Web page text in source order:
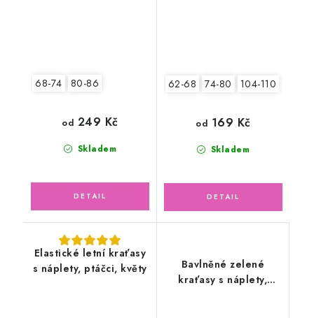
68-74 80-86
Skladem
od 249 Kč
62-68 74-80 104-110
Skladem
od 169 Kč
Elastické letní kraťasy
s náplety, ptáčci, květy
Bavlněné zelené
kraťasy s náplety,